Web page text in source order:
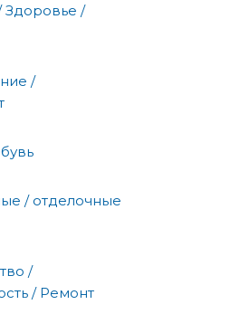
/
/
/ отделочные
/
/ Ремонт